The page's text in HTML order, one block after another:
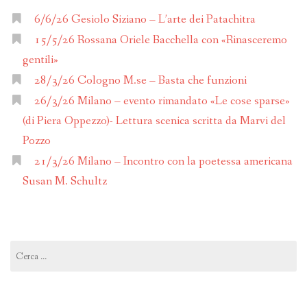
6/6/26 Gesiolo Siziano – L’arte dei Patachitra
15/5/26 Rossana Oriele Bacchella con «Rinasceremo
gentili»
28/3/26 Cologno M.se – Basta che funzioni
26/3/26 Milano – evento rimandato «Le cose sparse»
(di Piera Oppezzo)- Lettura scenica scritta da Marvi del
Pozzo
21/3/26 Milano – Incontro con la poetessa americana
Susan M. Schultz
per: